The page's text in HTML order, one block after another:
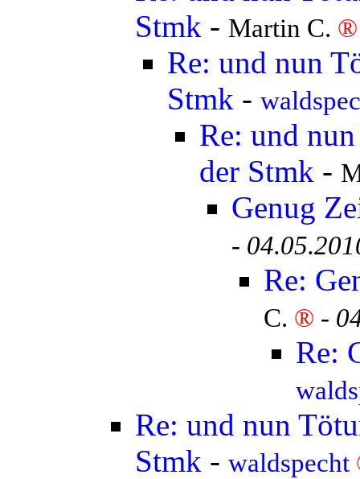
Stmk - Martin C. ®
Re: und nun
Stmk -
Re: und
der Stmk -
Genug
-
Re:
C. ® -
Re:
Re: und nun
Stmk - waldspecht